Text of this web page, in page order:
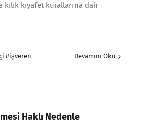
kıyafet kurallarına dair
#işveren
Devamını Oku
Haklı Nedenle